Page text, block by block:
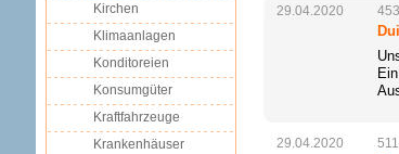
29.04.2020
29.04.2020
Kirchen
Klimaanlagen
Konditoreien
Konsumgüter
Kraftfahrzeuge
Krankenhäuser